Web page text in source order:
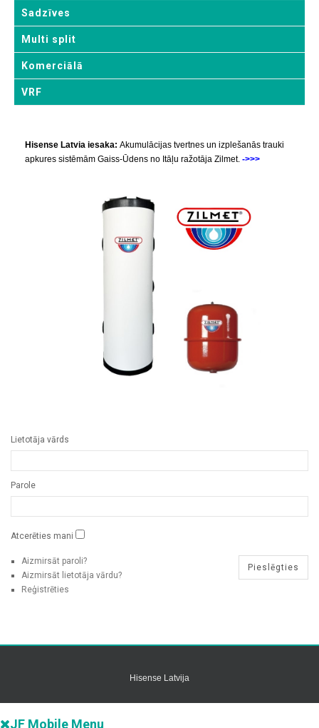
Sadzīves
Multi split
Komerciālā
VRF
Hisense Latvia iesaka: Akumulācijas tvertnes un izplešanās trauki
apkures sistēmām Gaiss-Ūdens no Itāļu ražotāja Zilmet. ->>>
Lietotāja vārds
Parole
Atcerēties mani
Aizmirsāt paroli?
Aizmirsāt lietotāja vārdu?
Reģistrēties
Hisense Latvija
JF Mobile Menu